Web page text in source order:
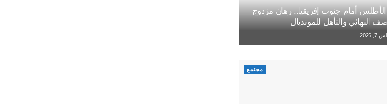
أمام جنوب إفريقيا.. رهان مزدوج
النهائي والتأهل للمونديال
2026
مجتمع